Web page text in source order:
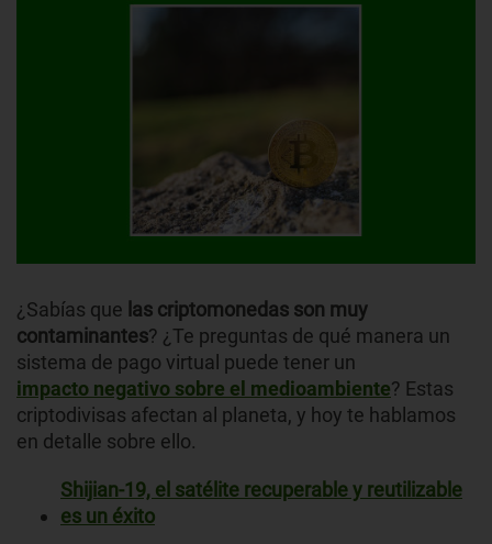
¿Sabías que las criptomonedas son muy
contaminantes? ¿Te preguntas de qué manera un
sistema de pago virtual puede tener un
impacto negativo sobre el medioambiente? Estas
criptodivisas afectan al planeta, y hoy te hablamos
en detalle sobre ello.
Shijian-19, el satélite recuperable y reutilizable
es un éxito